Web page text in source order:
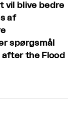
vil blive bedre
af
spørgsmål
the Flood